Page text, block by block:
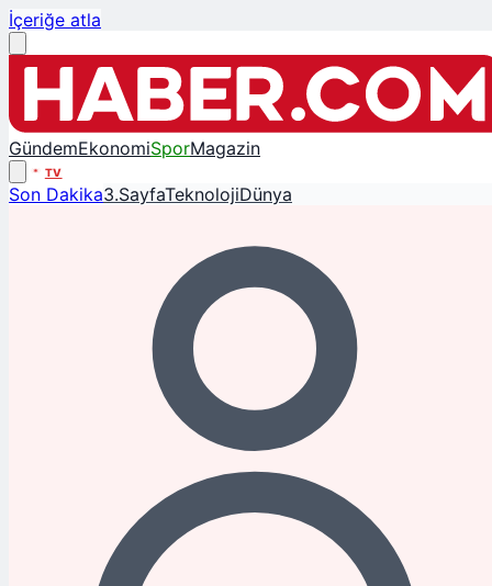
İçeriğe atla
GündemEkonomiSporMagazin
TV
Son Dakika3.SayfaTeknolojiDünya